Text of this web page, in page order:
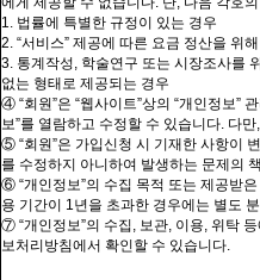
1. 법률에 특별한 규정이 있는 경우
2. “서비스” 제공에 따른 요금 정산을 위
3. 통계작성, 학술연구 또는 시장조사를
없는 형태로 제공되는 경우
④ “회원”은 “웹사이트”상의 “개인정보”
보”를 열람하고 수정할 수 있습니다. 다만
⑤ “회원”은 가입신청 시 기재한 사항이
를 수정하지 아니하여 발생하는 문제의
⑥ “개인정보”의 수집 목적 또는 제공받
용 기간이 1년을 초과한 경우에는 별도
⑦ “개인정보”의 수집 , 보관, 이용, 위탁 등
보처리방침에서 확인할 수 있습니다.